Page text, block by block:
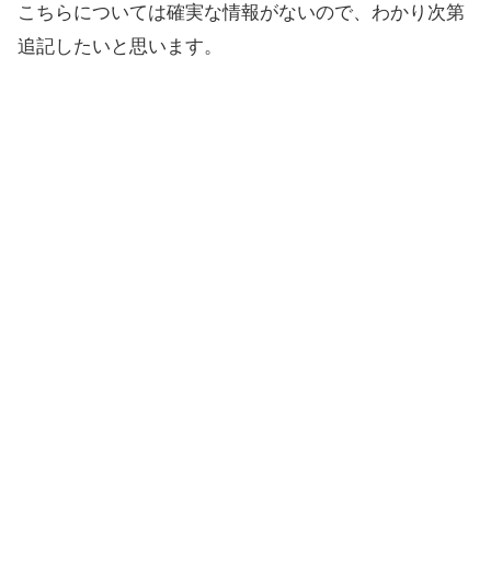
こちらについては確実な情報がないので、わかり次第
追記したいと思います。